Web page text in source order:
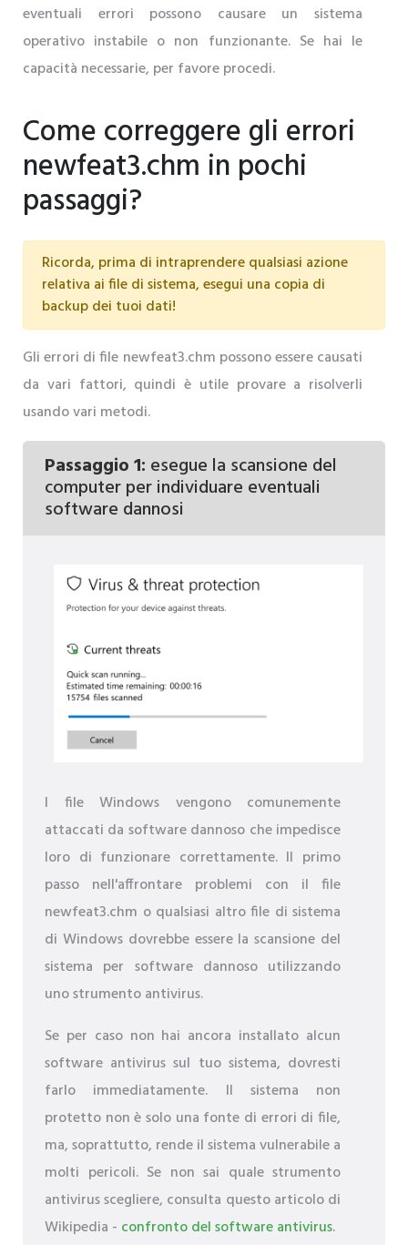
eventuali errori possono causare un sistema
operativo instabile o non funzionante. Se hai le
capacità necessarie, per favore procedi.
Come correggere gli errori
newfeat3.chm in pochi
passaggi?
Ricorda, prima di intraprendere qualsiasi azione
relativa ai file di sistema, esegui una copia di
backup dei tuoi dati!
Gli errori di file newfeat3.chm possono essere causati
da vari fattori, quindi è utile provare a risolverli
usando vari metodi.
Passaggio 1: esegue la scansione del
computer per individuare eventuali
software dannosi
I file Windows vengono comunemente
attaccati da software dannoso che impedisce
loro di funzionare correttamente. Il primo
passo nell'affrontare problemi con il file
newfeat3.chm o qualsiasi altro file di sistema
di Windows dovrebbe essere la scansione del
sistema per software dannoso utilizzando
uno strumento antivirus.
Se per caso non hai ancora installato alcun
software antivirus sul tuo sistema, dovresti
farlo immediatamente. Il sistema non
protetto non è solo una fonte di errori di file,
ma, soprattutto, rende il sistema vulnerabile a
molti pericoli. Se non sai quale strumento
antivirus scegliere, consulta questo articolo di
Wikipedia - confronto del software antivirus.